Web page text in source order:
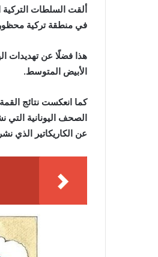
ألقت السلطات التركية
في منطقة تركية
هذا فضلًا عن تهديدات
الأبيض المتوسط.
كما انعكست نتائج
الصحف اليونانية
عن الكاريكاتير الذي